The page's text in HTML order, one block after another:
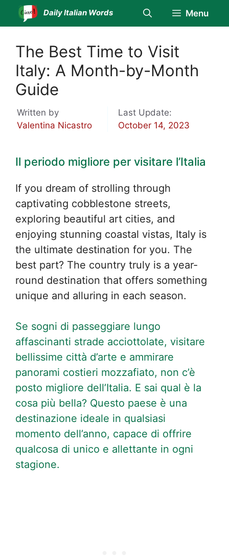
Skip
Daily Italian Words Menu
The Best Time to Visit
Italy: A Month-by-Month
Guide
Written by
Valentina Nicastro
Last Update:
October 14, 2023
Il periodo migliore per visitare l’Italia
If you dream of strolling through
captivating cobblestone streets,
exploring beautiful art cities, and
enjoying stunning coastal vistas, Italy is
the ultimate destination for you. The
best part? The country truly is a year-
round destination that offers something
unique and alluring in each season.
Se sogni di passeggiare lungo
affascinanti strade acciottolate, visitare
bellissime città d’arte e ammirare
panorami costieri mozzafiato, non c’è
posto migliore dell’Italia. E sai qual è la
cosa più bella? Questo paese è una
destinazione ideale in qualsiasi
momento dell’anno, capace di offrire
qualcosa di unico e allettante in ogni
stagione.